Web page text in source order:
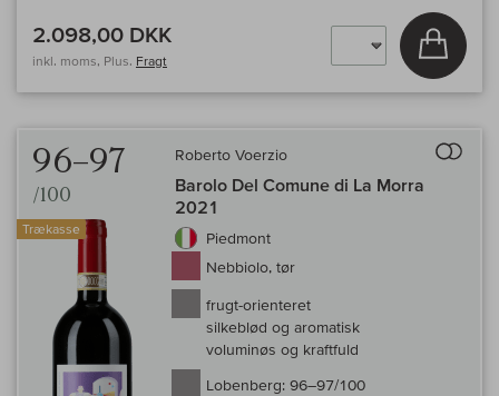
2.098,00 DKK
inkl. moms, Plus. Fragt
Læg i
96–97
/100
Trækasse
Roberto Voerzio
Barolo Del Comune di La Morra
2021
Piedmont
Nebbiolo, tør
frugt-orienteret
silkeblød og aromatisk
voluminøs og kraftfuld
Lobenberg: 96–97/100